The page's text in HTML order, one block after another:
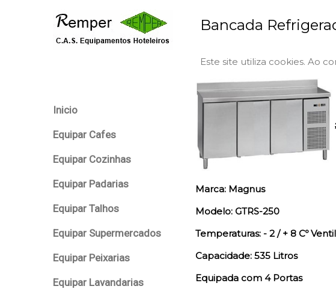
Inicio
Equipar Cafes
Equipar Cozinhas
Equipar Padarias
Equipar Talhos
Equipar Supermercados
Equipar Peixarias
Equipar Lavandarias
Bancada
Este site utiliza cookies. Ao
Marca: Magnus
Modelo: GTRS-250
Temperaturas: - 2 / + 8 Cº
Capacidade: 535 Litros
Equipada com 4 Portas